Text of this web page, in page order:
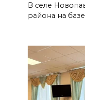
В селе
района на